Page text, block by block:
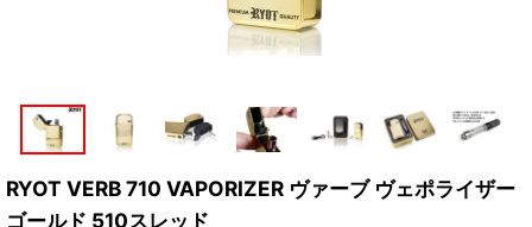
RYOT VERB 710 VAPORIZER ヴァーブ ヴェポライザー
ゴールド 510スレッド